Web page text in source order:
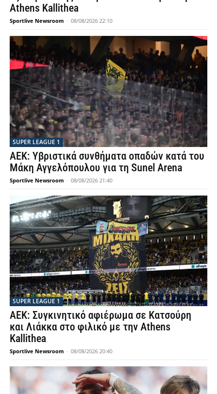
Athens Kallithea
Sportlive Newsroom - 08/08/2026 22:10
SUPER LEAGUE 1
ΑΕΚ: Υβριστικά συνθήματα οπαδών κατά του
Μάκη Αγγελόπουλου για τη Sunel Arena
Sportlive Newsroom - 08/08/2026 21:40
SUPER LEAGUE 1
ΑΕΚ: Συγκινητικό αφιέρωμα σε Κατσούρη
και Λιάκκα στο φιλικό με την Athens
Kallithea
Sportlive Newsroom - 08/08/2026 20:40